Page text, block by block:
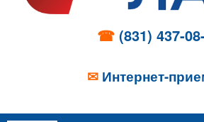
☎ (831) 437-
✉ Интернет-